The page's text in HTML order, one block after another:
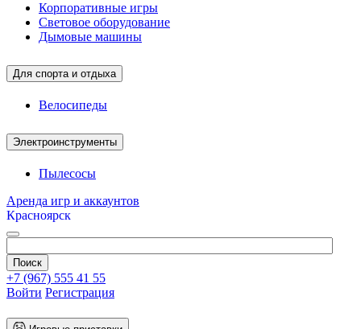
Корпоративные игры
Световое оборудование
Дымовые машины
Для спорта и отдыха
Велосипеды
Электроинструменты
Пылесосы
Аренда игр и аккаунтов
Красноярск
+7 (967) 555 41 55
Войти Регистрация